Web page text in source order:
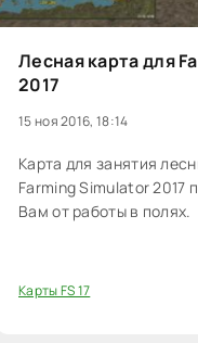
Лесная карта для
2017
15 ноя 2016, 18:14
Карта для занятия
Farming Simulator 2017
Вам от работы в полях.
Карты FS 17